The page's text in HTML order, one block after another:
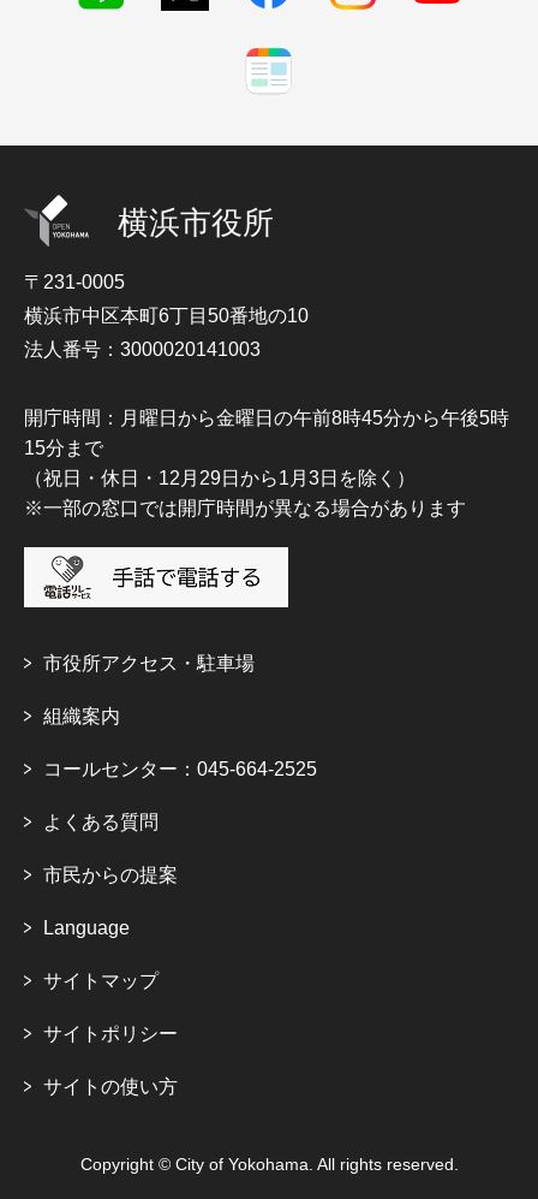
横浜市役所
〒231-0005
横浜市中区本町6丁目50番地の10
法人番号：3000020141003
開庁時間：月曜日から金曜日の午前8時45分から午後5時
15分まで
（祝日・休日・12月29日から1月3日を除く）
※一部の窓口では開庁時間が異なる場合があります
市役所アクセス・駐車場
組織案内
コールセンター：045-664-2525
よくある質問
市民からの提案
Language
サイトマップ
サイトポリシー
サイトの使い方
Copyright © City of Yokohama. All rights reserved.